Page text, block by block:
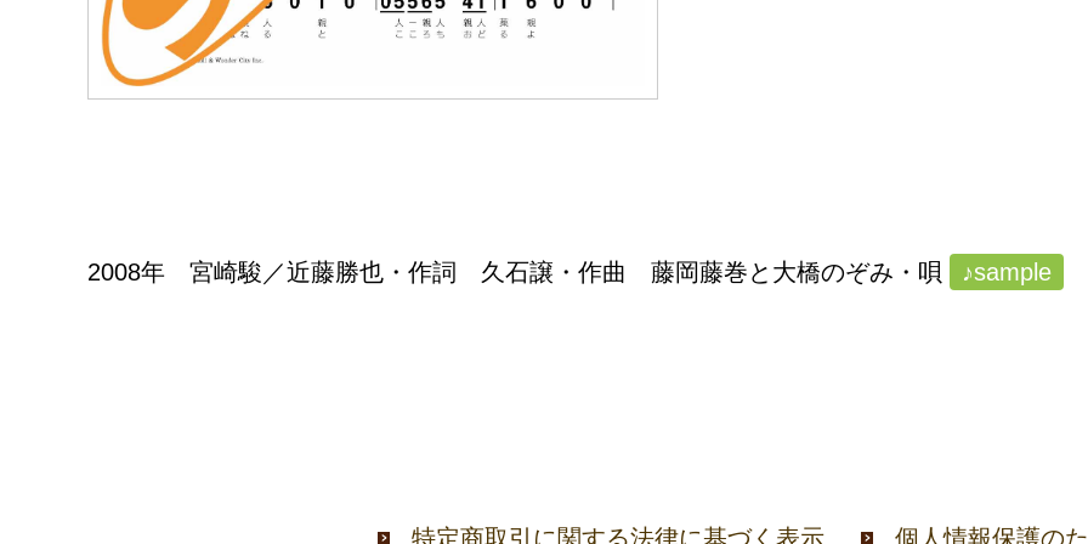
2008年 宮崎駿／近藤勝也・作詞 久石譲・作曲 藤岡藤巻と大橋のぞみ・唄 ♪sample
特定商取引に関する法律に基づく表示 個人情報保護の